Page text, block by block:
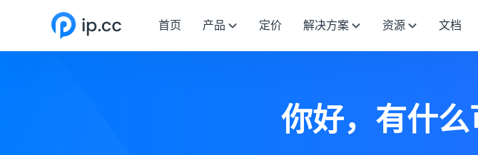
首页 产品 定价 解决方案 资源 文档
你好，有什